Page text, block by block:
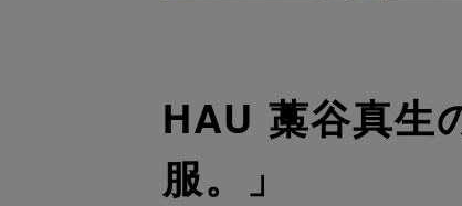
HAU 藁谷真生
服。」